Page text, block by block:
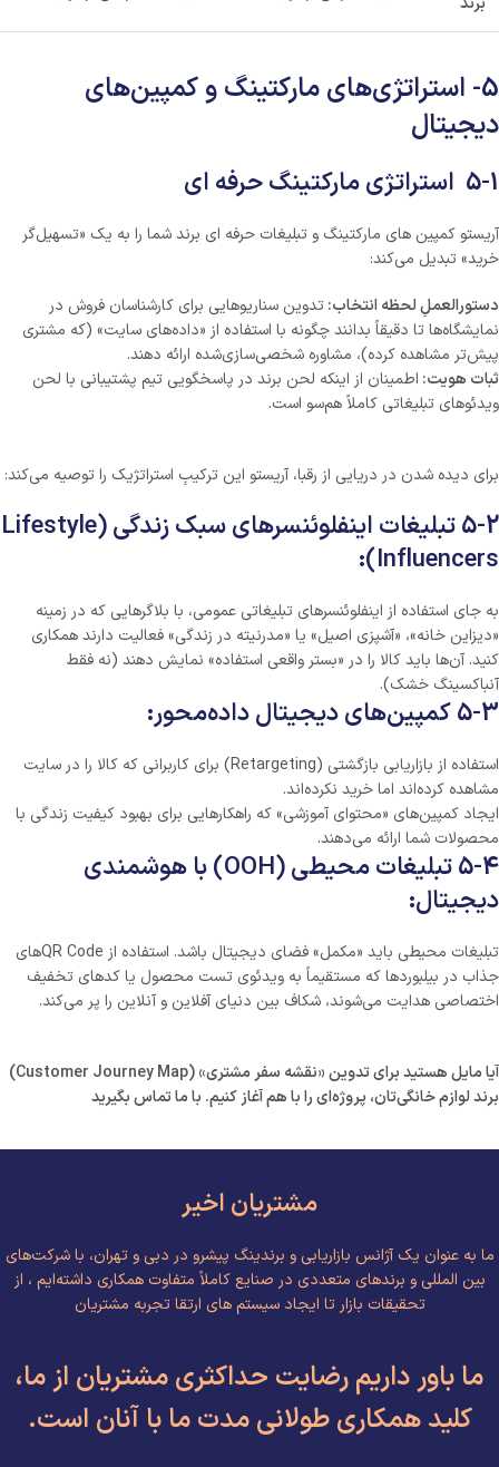
5- استراتژی‌های مارکتینگ و کمپین‌های
دیجیتال
5-1 استراتژی مارکتینگ حرفه ای
آریستو کمپین های مارکتینگ و تبلیغات حرفه ای برند شما را به یک «تسهیل‌گر
خرید» تبدیل می‌کند:
دستورالعملِ لحظه انتخاب:تدوین سناریوهایی برای کارشناسان فروش در
نمایشگاه‌ها تا دقیقاً بدانند چگونه با استفاده از «داده‌های سایت» (که مشتری
پیش‌تر مشاهده کرده)، مشاوره شخصی‌سازی‌شده ارائه دهند.
ثبات هویت: اطمینان از اینکه لحن برند در پاسخگویی تیم پشتیبانی با لحن
ویدئوهای تبلیغاتی کاملاً هم‌سو است.
برای دیده شدن در دریایی از رقبا، آریستو این ترکیبِ استراتژیک را توصیه می‌کند:
5-2 تبلیغات اینفلوئنسرهای سبک زندگی (Lifestyle
Influencers):
به جای استفاده از اینفلوئنسرهای تبلیغاتی عمومی، با بلاگرهایی که در زمینه
«دیزاین خانه»، «آشپزی اصیل» یا «مدرنیته در زندگی» فعالیت دارند همکاری
کنید. آن‌ها باید کالا را در «بستر واقعی استفاده» نمایش دهند (نه فقط
آنباکسینگ خشک).
5-3 کمپین‌های دیجیتال داده‌محور:
استفاده از بازاریابی بازگشتی (Retargeting) برای کاربرانی که کالا را در سایت
مشاهده کرده‌اند اما خرید نکرده‌اند.
ایجاد کمپین‌های «محتوای آموزشی» که راهکارهایی برای بهبود کیفیت زندگی با
محصولات شما ارائه می‌دهند.
5-4 تبلیغات محیطی (OOH) با هوشمندی
دیجیتال:
تبلیغات محیطی باید «مکمل» فضای دیجیتال باشد. استفاده از QR Codeهای
جذاب در بیلبوردها که مستقیماً به ویدئوی تست محصول یا کدهای تخفیف
اختصاصی هدایت می‌شوند، شکاف بین دنیای آفلاین و آنلاین را پر می‌کند.
آیا مایل هستید برای تدوین «نقشه سفر مشتری» (Customer Journey Map)
برند لوازم خانگی‌تان، پروژه‌ای را با هم آغاز کنیم. با ما تماس بگیرید
مشتریان اخیر
ما به عنوان یک آژانس بازاریابی و برندینگ پیشرو در دبی و تهران، با شرکت‌های
بین المللی و برندهای متعددی در صنایع کاملاً متفاوت همکاری داشته‌ایم ، از
تحقیقات بازار تا ایجاد سیستم های ارتقا تجربه مشتریان
ما باور داریم رضایت حداکثری مشتریان از ما،
کلید همکاری طولانی مدت ما با آنان است.